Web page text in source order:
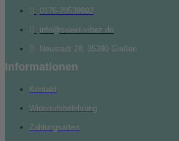
0176-20539992
info@sweet-vibez.de
Neustadt 28, 35390 Gießen
Informationen
Kontakt
Widerrufsbelehrung
Zahlungsarten